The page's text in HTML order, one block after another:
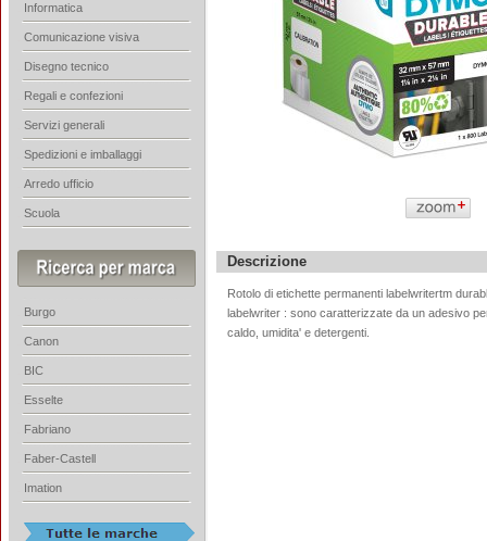
Descrizione
Rotolo di etichette permanenti labelwritertm
labelwriter : sono caratterizzate da un adesivo
caldo, umidita' e detergenti.
Informatica
Comunicazione visiva
Disegno tecnico
Regali e confezioni
Servizi generali
Spedizioni e imballaggi
Arredo ufficio
Scuola
Burgo
Canon
BIC
Esselte
Fabriano
Faber-Castell
Imation